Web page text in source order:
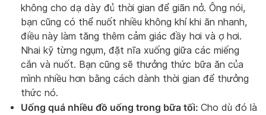
không cho dạ dày đủ thời gian để giãn nở. Ông nói,
bạn cũng có thể nuốt nhiều không khí khi ăn nhanh,
điều này làm tăng thêm cảm giác đầy hơi và ợ hơi.
Nhai kỹ từng ngụm, đặt nĩa xuống giữa các miếng
cắn và nuốt. Bạn cũng sẽ thưởng thức bữa ăn của
mình nhiều hơn bằng cách dành thời gian để thưởng
thức nó.
Uống quá nhiều đồ uống trong bữa tối: Cho dù đó là